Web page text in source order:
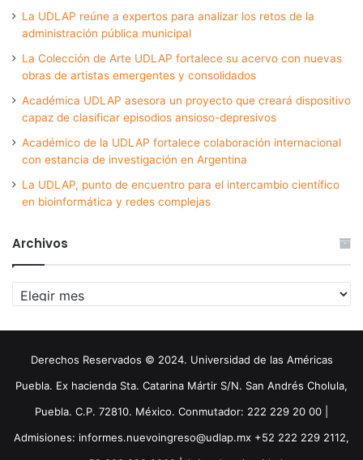
La UDLAP reúne a expertos para analizar los retos de la
administración pública municipal
La Colección de Arte UDLAP fortalece su acervo con nuevas
obras de artistas emergentes y consolidados
Académica UDLAP asesora un proyecto que creará dispositivo
capaz de clasificar episodios ansioso-depresivos
Académico de la UDLAP fortalece colaboración internacional
con estancia de investigación en Argentina
La UDLAP, punto de encuentro para el intercambio científico
en bioinformática y redes complejas
Archivos
Archivos
Derechos Reservados © 2024. Universidad de las Américas
Puebla. Ex hacienda Sta. Catarina Mártir S/N. San Andrés Cholula,
Puebla. C.P. 72810. México. Conmutador: 222 229 20 00 |
Admisiones: informes.nuevoingreso@udlap.mx +52 222 229 2112,